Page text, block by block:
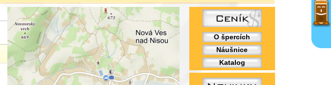
O špercích
Náušnice
Katalog